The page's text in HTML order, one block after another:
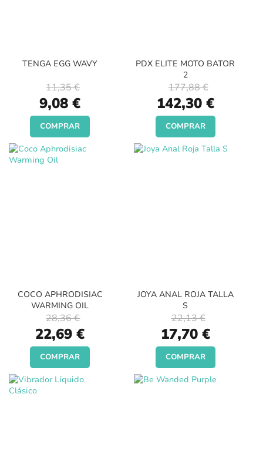
TENGA EGG WAVY
Special
Price
9,08 €
11,35 €
COMPRAR
PDX ELITE MOTO BATOR
2
Special
Price
142,30 €
177,88 €
COMPRAR
COCO APHRODISIAC
WARMING OIL
Special
Price
22,69 €
28,36 €
COMPRAR
JOYA ANAL ROJA TALLA
S
Special
Price
17,70 €
22,13 €
COMPRAR